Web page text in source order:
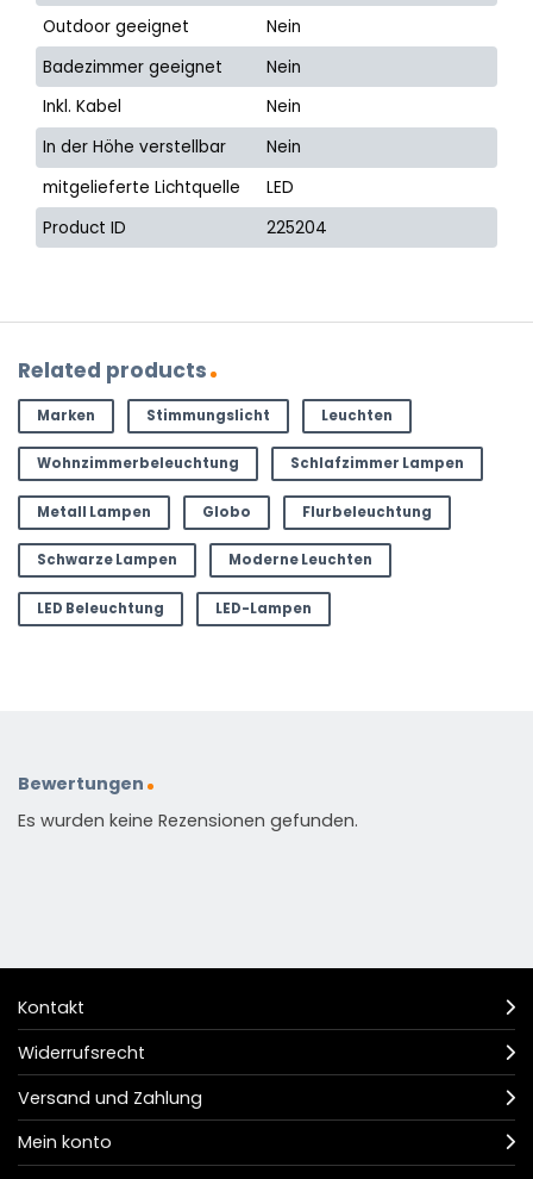
Outdoor geeignet
Nein
Badezimmer geeignet
Nein
Inkl. Kabel
Nein
In der Höhe verstellbar
Nein
mitgelieferte Lichtquelle
LED
Product ID
225204
Related products
Marken Stimmungslicht Leuchten
Wohnzimmerbeleuchtung Schlafzimmer Lampen
Metall Lampen Globo Flurbeleuchtung
Schwarze Lampen Moderne Leuchten
LED Beleuchtung LED-Lampen
Bewertungen
Es wurden keine Rezensionen gefunden.
Kontakt
Widerrufsrecht
Versand und Zahlung
Mein konto